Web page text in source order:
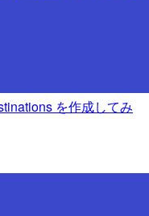
を作成してみ